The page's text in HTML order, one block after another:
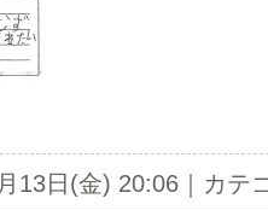
13日(金) 20:06｜カテ